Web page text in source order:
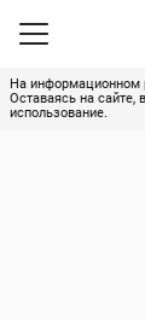
На информационном
Оставаясь на сайте,
использование.